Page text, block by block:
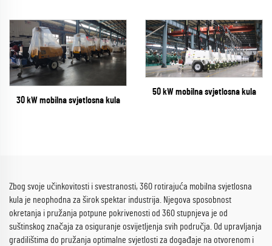
30 kW mobilna svjetlosna kula
50 kW mobilna svjetlosna kula
Zbog svoje učinkovitosti i svestranosti, 360 rotirajuća mobilna svjetlosna
kula je neophodna za širok spektar industrija. Njegova sposobnost
okretanja i pružanja potpune pokrivenosti od 360 stupnjeva je od
suštinskog značaja za osiguranje osvijetljenja svih područja. Od upravljanja
gradilištima do pružanja optimalne svjetlosti za događaje na otvorenom i